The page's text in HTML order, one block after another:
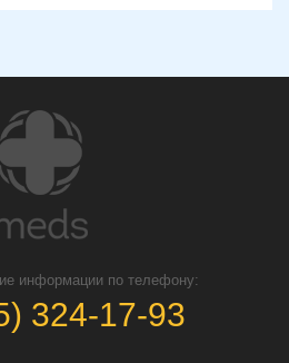
информации по телефону:
324-17-93